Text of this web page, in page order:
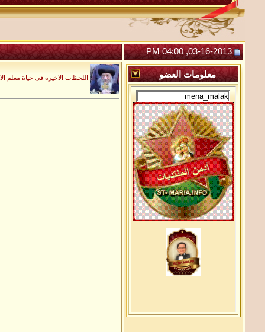
03-16-2013, 04:00 PM
معلوماتالعضو اللحظات الاخيره فى حياة معلم